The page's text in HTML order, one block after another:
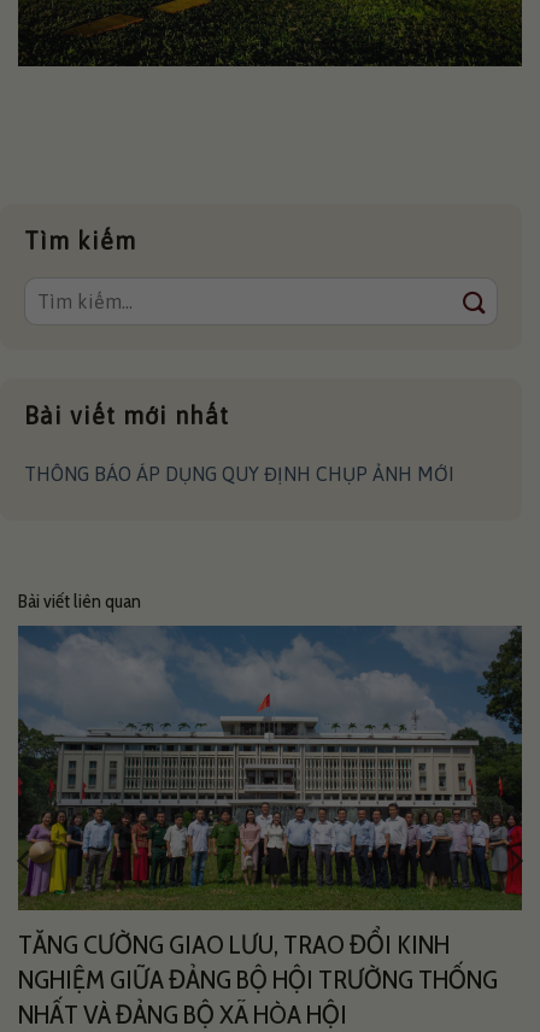
Tìm kiếm
Bài viết mới nhất
THÔNG BÁO ÁP DỤNG QUY ĐỊNH CHỤP ẢNH MỚI
Bài viết liên quan
TĂNG CƯỜNG GIAO LƯU, TRAO ĐỔI KINH
NGHIỆM GIỮA ĐẢNG BỘ HỘI TRƯỜNG THỐNG
NHẤT VÀ ĐẢNG BỘ XÃ HÒA HỘI